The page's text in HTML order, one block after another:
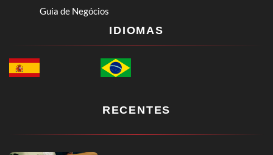
Guia de Negócios
IDIOMAS
RECENTES